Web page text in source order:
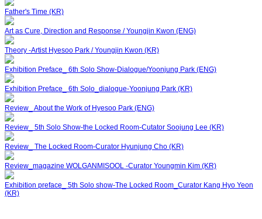
Father's Time (KR)
Art as Cure, Direction and Response / Youngjin Kwon (ENG)
Theory -Artist Hyesoo Park / Youngjin Kwon (KR)
Exhibition Preface_ 6th Solo Show-Dialogue/Yoonjung Park (ENG)
Exhibition Preface_ 6th Solo_dialogue-Yoonjung Park (KR)
Review_ About the Work of Hyesoo Park (ENG)
Review_ 5th Solo Show-the Locked Room-Cutator Soojung Lee (KR)
Review_ The Locked Room-Curator Hyunjung Cho (KR)
Review_magazine WOLGANMISOOL -Curator Youngmin Kim (KR)
Exhibition preface_ 5th Solo show-The Locked Room_Curator Kang Hyo Yeon
(KR)